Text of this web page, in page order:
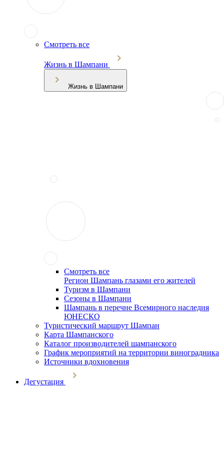
Смотреть все
Жизнь в Шампани
Жизнь в Шампани
Смотреть все
Регион Шампань глазами его жителей
Туризм в Шампани
Сезоны в Шампани
Шампань в перечне Всемирного наследия
ЮНЕСКО
Туристический маршрут Шампан
Карта Шампанского
Каталог производителей шампанского
График мероприятий на территории виноградника
Источники вдохновения
Дегустация